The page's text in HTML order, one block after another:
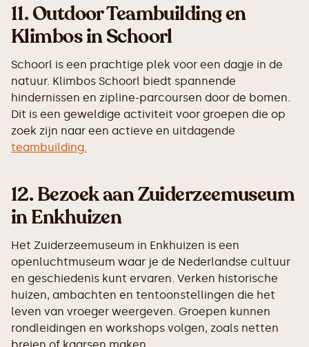
11.Outdoor Teambuilding en
Klimbos in Schoorl
Schoorl is een prachtige plek voor een dagje in de
natuur. Klimbos Schoorl biedt spannende
hindernissen en zipline-parcoursen door de bomen.
Dit is een geweldige activiteit voor groepen die op
zoek zijn naar een actieve en uitdagende
teambuilding.
12.Bezoek aan Zuiderzeemuseum
in Enkhuizen
Het Zuiderzeemuseum in Enkhuizen is een
openluchtmuseum waar je de Nederlandse cultuur
en geschiedenis kunt ervaren. Verken historische
huizen, ambachten en tentoonstellingen die het
leven van vroeger weergeven. Groepen kunnen
rondleidingen en workshops volgen, zoals netten